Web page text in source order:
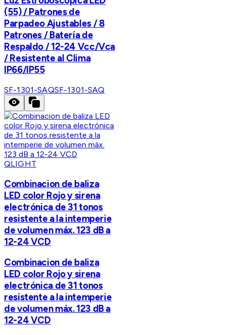
(55) / Patrones de
Parpadeo Ajustables / 8
Patrones / Batería de
Respaldo / 12-24 Vcc/Vca
/ Resistente al Clima
IP66/IP55
SF-1301-SAQSF-1301-SAQ
QLIGHT
Combinacion de baliza
LED color Rojo y sirena
electrónica de 31 tonos
resistente a la intemperie
de volumen máx. 123 dB a
12-24 VCD
Combinacion de baliza
LED color Rojo y sirena
electrónica de 31 tonos
resistente a la intemperie
de volumen máx. 123 dB a
12-24 VCD